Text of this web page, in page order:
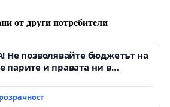
от други потребители
Не позволявайте бюджетът на
парите и правата ни в